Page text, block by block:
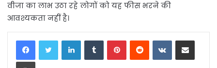
वीजा का लाभ उठा रहे लोगों को यह फीस भरने की
आवश्यकता नहीं है।
LinkedInTumblrPinterestReddit VKontakteShare via Email
Print